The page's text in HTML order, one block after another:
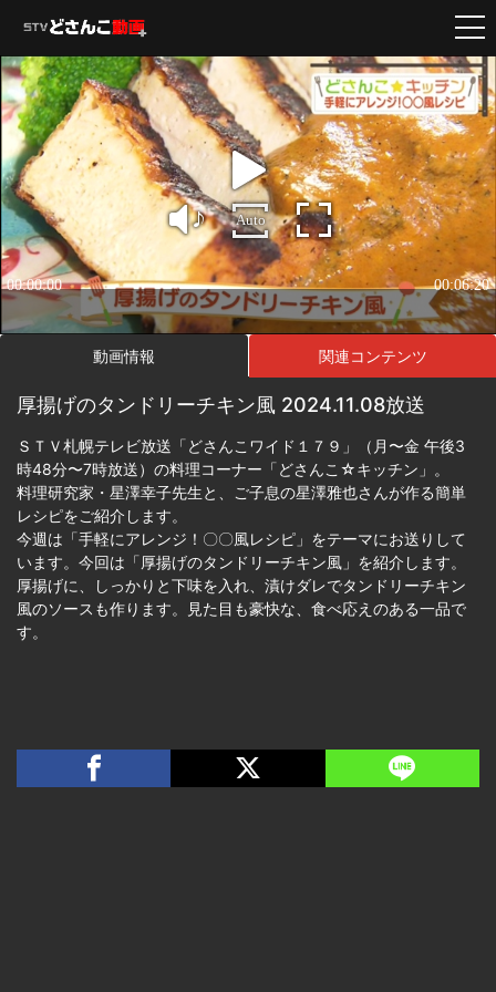
動画情報 関連コンテンツ
厚揚げのタンドリーチキン風 2024.11.08放送
ＳＴＶ札幌テレビ放送「どさんこワイド１７９」（月〜金 午後3
時48分〜7時放送）の料理コーナー「どさんこ☆キッチン」。
料理研究家・星澤幸子先生と、ご子息の星澤雅也さんが作る簡単
レシピをご紹介します。
今週は「手軽にアレンジ！〇〇風レシピ」をテーマにお送りして
います。今回は「厚揚げのタンドリーチキン風」を紹介します。
厚揚げに、しっかりと下味を入れ、漬けダレでタンドリーチキン
風のソースも作ります。見た目も豪快な、食べ応えのある一品で
す。